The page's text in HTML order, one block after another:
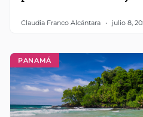
Claudia Franco Alcántara julio 8,
PANAMÁ